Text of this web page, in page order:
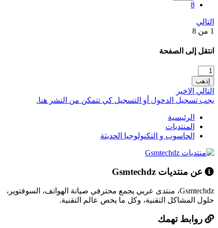
8
التالي
1 من 8
انتقل إلى الصفحة
إذهب
التالي الاخير
يجب تسجيل الدخول أو التسجيل كي تتمكن من النشر هنا.
الرئيسية
المنتديات
الحاسوب و التكنولوجيا الحديثة
عن منتديات Gsmtechdz
Gsmtechdz، منتدى عربي يجمع محترفي صيانة الهواتف، السوفتوير،
حلول المشاكل التقنية، وكل ما يخص عالم التقنية.
روابط تهمك